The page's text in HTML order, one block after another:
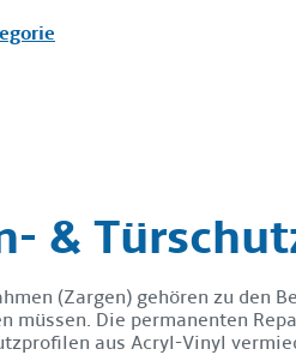
&
(Zargen) gehören zu den
müssen. Die permanenten
aus Acryl-Vinyl